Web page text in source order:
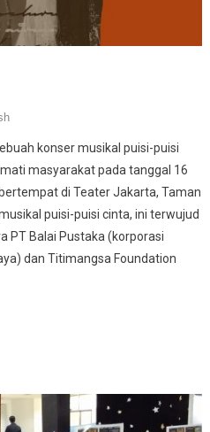
konser musikal puisi-puisi
masyarakat pada tanggal 16
di Teater Jakarta, Taman
puisi-puisi cinta, ini terwujud
PT Balai Pustaka (korporasi
dan Titimangsa Foundation